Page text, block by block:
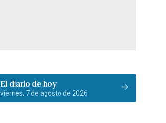
El diario de hoy
viernes, 7 de agosto de 2026